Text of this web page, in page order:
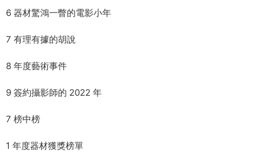
6 器材驚鴻一瞥的電影小年
7 有理有據的胡說
8 年度藝術事件
9 簽約攝影師的 2022 年
7 榜中榜
1 年度器材獲獎榜單